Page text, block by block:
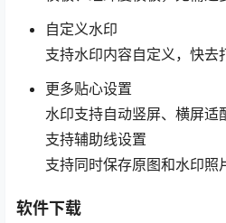
自定义水印
支持水印内容自定义，快去
更多贴心设置
水印支持自动竖屏、横屏适
支持辅助线设置
支持同时保存原图和水印照
软件下载